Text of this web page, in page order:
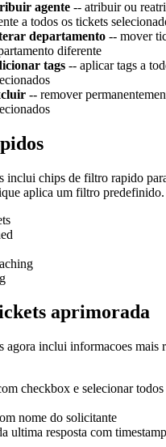
agente -- atribuir ou
a todos os tickets
departamento -- mover
diferente
tags -- aplicar tags a
-- remover
inclui chips de filtro rapido
aplica um filtro predefinido.
aprimorada
agora inclui informacoes mais
checkbox e selecionar
nome do solicitante
ultima resposta com